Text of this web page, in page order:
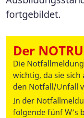
fortgebildet.
Der
Die
wichtig, da sie
den Notfall/Unfall
In der
folgende fünf W‘s